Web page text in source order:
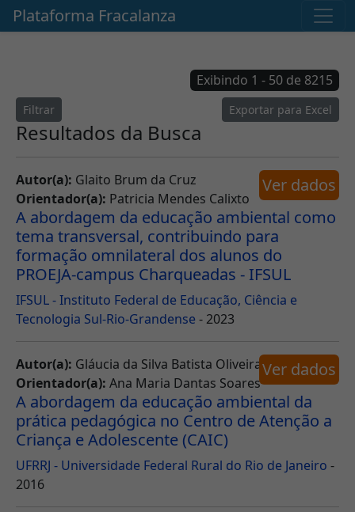
Pular para o conteúdo principal
Plataforma Fracalanza
Exibindo 1 - 50 de 8215
Filtrar Exportar para Excel
Resultados da Busca
Autor(a): Glaito Brum da Cruz
Orientador(a): Patricia Mendes Calixto
A abordagem da educação ambiental como
tema transversal, contribuindo para
formação omnilateral dos alunos do
PROEJA-campus Charqueadas - IFSUL
IFSUL - Instituto Federal de Educação, Ciência e
Tecnologia Sul-Rio-Grandense - 2023
Ver dados
Autor(a): Gláucia da Silva Batista Oliveira
Orientador(a): Ana Maria Dantas Soares
A abordagem da educação ambiental da
prática pedagógica no Centro de Atenção a
Criança e Adolescente (CAIC)
UFRRJ - Universidade Federal Rural do Rio de Janeiro -
2016
Ver dados